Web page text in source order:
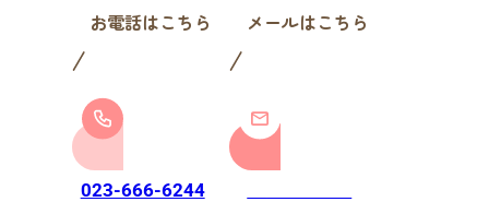
お電話はこちら
023-666-6244
メールはこちら